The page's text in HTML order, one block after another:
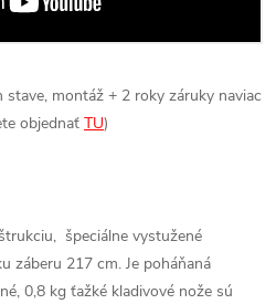
montáž + 2 roky záruky naviac
objednať TU)
špeciálne vystužené
záberu 217 cm. Je poháňaná
0,8 kg ťažké kladivové nože sú